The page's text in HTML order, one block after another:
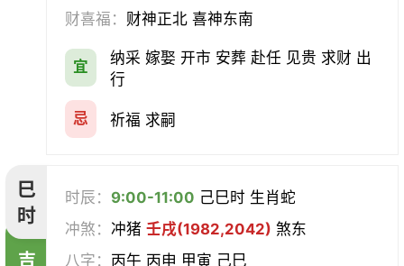
财喜福： 财神正北 喜神东南
宜
纳采 嫁娶 开市 安葬 赴任 见贵 求财 出
行
忌 祈福 求嗣
巳
时
吉
时辰： 9:00-11:00 己巳时 生肖蛇
冲煞：冲猪壬戌(1982,2042) 煞东
八字： 丙午 丙申 甲寅 己巳